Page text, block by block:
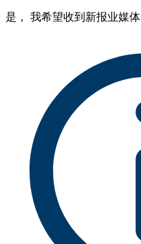
是， 我希望收到新报业媒体